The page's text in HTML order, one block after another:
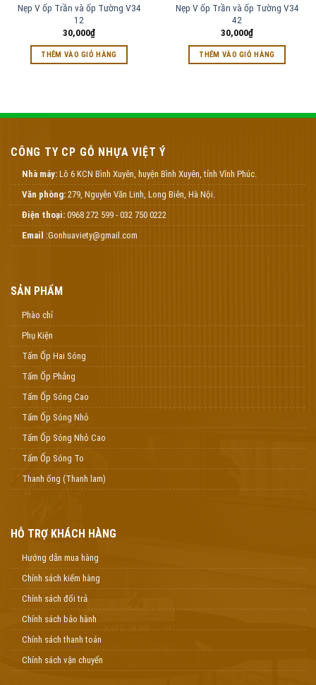
Nẹp V ốp Trần và ốp Tường V34
12
30,000₫
THÊM VÀO GIỎ HÀNG
Nẹp V ốp Trần và ốp Tường V34
42
30,000₫
THÊM VÀO GIỎ HÀNG
CÔNG TY CP GỖ NHỰA VIỆT Ý
Nhà máy: Lô 6 KCN Bình Xuyên, huyện Bình Xuyên, tỉnh Vĩnh Phúc.
Văn phòng: 279, Nguyễn Văn Linh, Long Biên, Hà Nội.
Điện thoại: 0968 272 599 - 032 750 0222
Email :Gonhuaviety@gmail.com
SẢN PHẨM
Phào chỉ
Phụ Kiện
Tấm Ốp Hai Sóng
Tấm Ốp Phẳng
Tấm Ốp Sóng Cao
Tấm Ốp Sóng Nhỏ
Tấm Ốp Sóng Nhỏ Cao
Tấm Ốp Sóng To
Thanh ống (Thanh lam)
HỖ TRỢ KHÁCH HÀNG
Hướng dẫn mua hàng
Chính sách kiểm hàng
Chính sách đổi trả
Chính sách bảo hành
Chính sách thanh toán
Chính sách vận chuyển